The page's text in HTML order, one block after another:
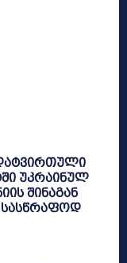
უკრაინულ
შინაგან
სასწრაფოდ